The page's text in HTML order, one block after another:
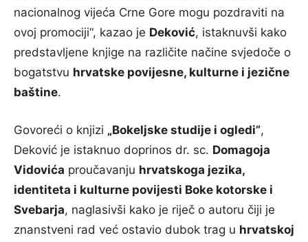
nacionalnog vijeća Crne Gore mogu pozdraviti na
ovoj promociji“, kazao je Deković, istaknuvši kako
predstavljene knjige na različite načine svjedoče o
bogatstvu hrvatske povijesne, kulturne i jezične
baštine.
Govoreći o knjizi „Bokeljske studije i ogledi”,
Deković je istaknuo doprinos dr. sc. Domagoja
Vidovića proučavanju hrvatskoga jezika,
identiteta i kulturne povijesti Boke kotorske i
Svebarja, naglasivši kako je riječ o autoru čiji je
znanstveni rad već ostavio dubok trag u hrvatskoj